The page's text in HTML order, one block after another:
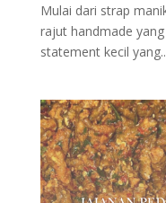
Mulai dari strap
rajut handmade
statement kecil